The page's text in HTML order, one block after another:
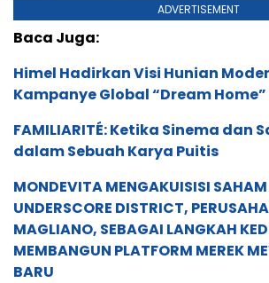
ADVERTISEMENT
Baca Juga:
Himel Hadirkan Visi Hunian
Kampanye Global “Dream Home”
FAMILIARITÉ: Ketika Sinema dan
dalam Sebuah Karya Puitis
MONDEVITA MENGAKUISISI
UNDERSCORE DISTRICT,
MAGLIANO, SEBAGAI LANGKAH
MEMBANGUN PLATFORM MEREK
BARU